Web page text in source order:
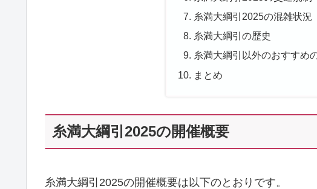
糸満大綱引2025の混雑状況
糸満大綱引の歴史
糸満大綱引以外のおすすめ
まとめ
糸満大綱引2025の開催概要
糸満大綱引2025の開催概要は以下のとおりです。